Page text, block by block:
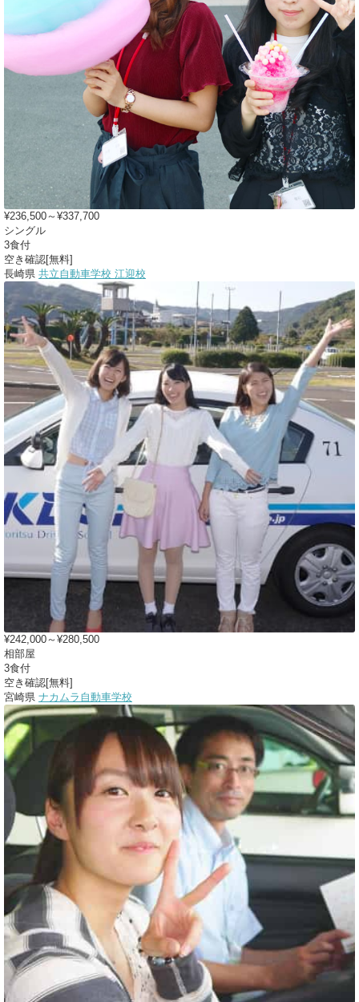
¥236,500～¥337,700
シングル
3食付
空き確認[無料]
長崎県 共立自動車学校 江迎校
¥242,000～¥280,500
相部屋
3食付
空き確認[無料]
宮崎県 ナカムラ自動車学校